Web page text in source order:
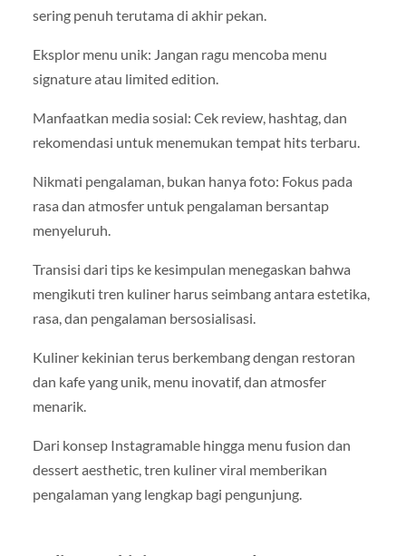
sering penuh terutama di akhir pekan.
Eksplor menu unik: Jangan ragu mencoba menu
signature atau limited edition.
Manfaatkan media sosial: Cek review, hashtag, dan
rekomendasi untuk menemukan tempat hits terbaru.
Nikmati pengalaman, bukan hanya foto: Fokus pada
rasa dan atmosfer untuk pengalaman bersantap
menyeluruh.
Transisi dari tips ke kesimpulan menegaskan bahwa
mengikuti tren kuliner harus seimbang antara estetika,
rasa, dan pengalaman bersosialisasi.
Kuliner kekinian terus berkembang dengan restoran
dan kafe yang unik, menu inovatif, dan atmosfer
menarik.
Dari konsep Instagramable hingga menu fusion dan
dessert aesthetic, tren kuliner viral memberikan
pengalaman yang lengkap bagi pengunjung.